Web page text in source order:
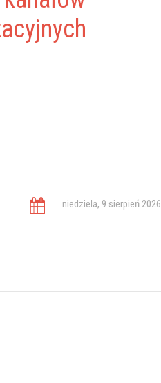
niedziela, 9 sierpień 2026